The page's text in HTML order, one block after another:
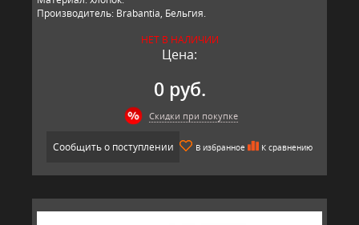
Производитель: Brabantia, Бельгия.
НЕТ В НАЛИЧИИ
Цена:
0 руб.
Скидки при покупке
Сообщить о поступлении В избранное К сравнению